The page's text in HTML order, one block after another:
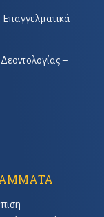
Επαγγελματικά
–